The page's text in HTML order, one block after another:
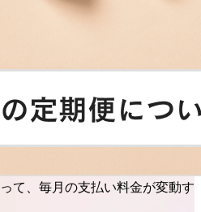
て、毎月の支払い料金が変動す